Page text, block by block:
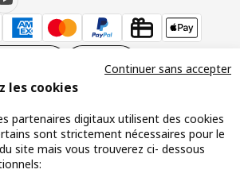
2026
légales
les cookies
partenaires digitaux utilisent des cookies
sont strictement nécessaires pour le
site mais vous trouverez ci- dessous
Continuer sans accepter